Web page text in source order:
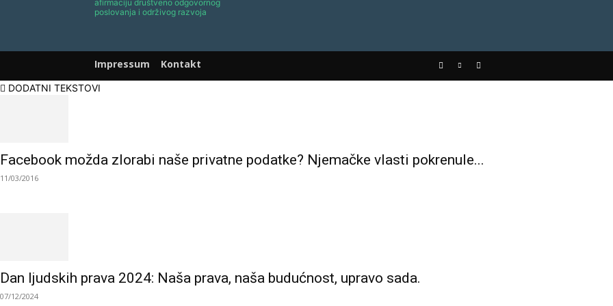
afirmaciju društveno odgovornog
poslovanja i održivog razvoja
Impressum Kontakt
DODATNI TEKSTOVI
Facebook možda zlorabi naše privatne podatke? Njemačke vlasti pokrenule...
11/03/2016
Dan ljudskih prava 2024: Naša prava, naša budućnost, upravo sada.
07/12/2024